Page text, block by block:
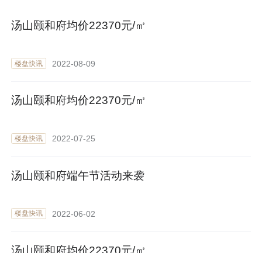
汤山颐和府均价22370元/㎡
楼盘快讯 2022-08-09
汤山颐和府均价22370元/㎡
楼盘快讯 2022-07-25
汤山颐和府端午节活动来袭
楼盘快讯 2022-06-02
汤山颐和府均价22370元/㎡